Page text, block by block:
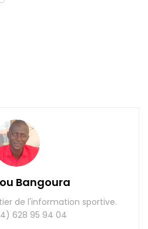
Bangoura
de l'information sportive.
628 95 94 04